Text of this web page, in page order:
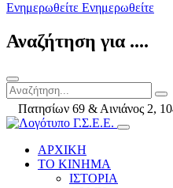
Ενημερωθείτε Ενημερωθείτε
Αναζήτηση για ....
Πατησίων 69 & Αινιάνος 2,
ΑΡΧΙΚΗ
ΤΟ ΚΙΝΗΜΑ
ΙΣΤΟΡΙΑ